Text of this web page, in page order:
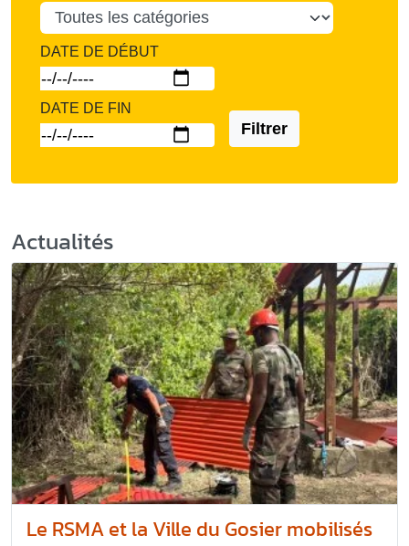
DATE DE DÉBUT
DATE DE FIN
Filtrer
Actualités
Le RSMA et la Ville du Gosier mobilisés